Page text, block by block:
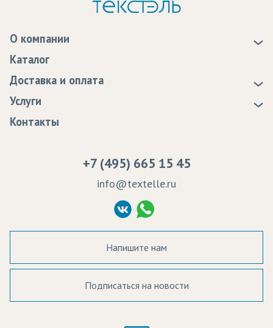
О компании
Статьи
Программа лояльности
Сертификаты качества
Судебные решения
Политика Конфиденциальности
Согласие на обработку ПД
Каталог
Доставка и оплата
Доставка
Оплата
Услуги
Образцы
Контакты
+7 (495) 665 15 45
info@textelle.ru
Напишите нам
Подписаться на новости